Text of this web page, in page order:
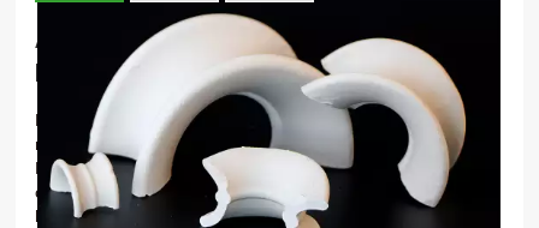
本語Anillo De Silla De Montar De Cerámica De
Embalaje Aleatorio
Debido a la forma de esta mochila es como una silla de
montar, llamada así
anillo de silla de montar oAnillo Berl
ElEl material del primer anillo de silla de montar es
cerámica. En nuestra aplicación real, cuando el gas fluye
hacia arriba, líquido